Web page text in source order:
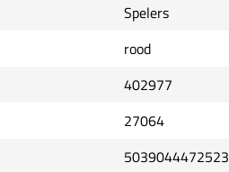
Spelers
rood
402977
27064
5039044472523